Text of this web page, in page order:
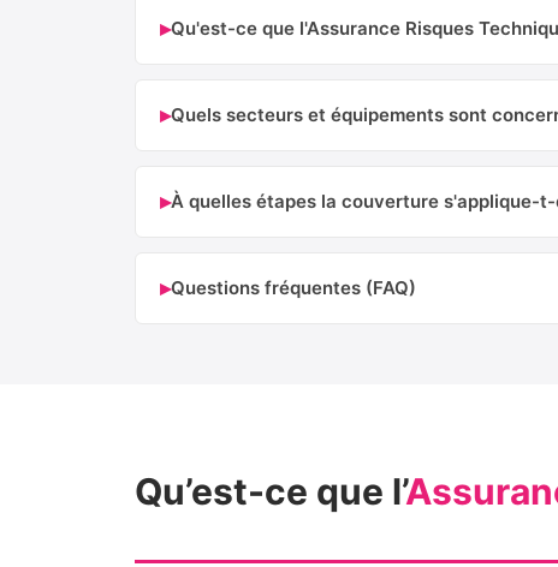
▸Qu'est-ce que l'Assurance Risques
▸Quels secteurs et équipements sont
▸À quelles étapes la couverture s'applique-
▸Questions fréquentes (FAQ)
Qu’est-ce que l’